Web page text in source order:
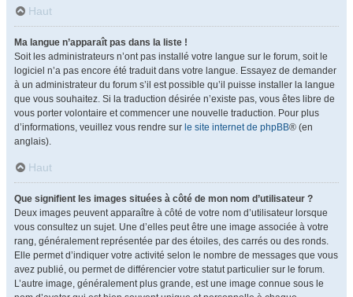
Haut
Ma langue n’apparaît pas dans la liste !
Soit les administrateurs n’ont pas installé votre langue sur le forum, soit le
logiciel n’a pas encore été traduit dans votre langue. Essayez de demander
à un administrateur du forum s’il est possible qu’il puisse installer la langue
que vous souhaitez. Si la traduction désirée n’existe pas, vous êtes libre de
vous porter volontaire et commencer une nouvelle traduction. Pour plus
d’informations, veuillez vous rendre sur le site internet de phpBB® (en
anglais).
Haut
Que signifient les images situées à côté de mon nom d’utilisateur ?
Deux images peuvent apparaître à côté de votre nom d’utilisateur lorsque
vous consultez un sujet. Une d’elles peut être une image associée à votre
rang, généralement représentée par des étoiles, des carrés ou des ronds.
Elle permet d’indiquer votre activité selon le nombre de messages que vous
avez publié, ou permet de différencier votre statut particulier sur le forum.
L’autre image, généralement plus grande, est une image connue sous le